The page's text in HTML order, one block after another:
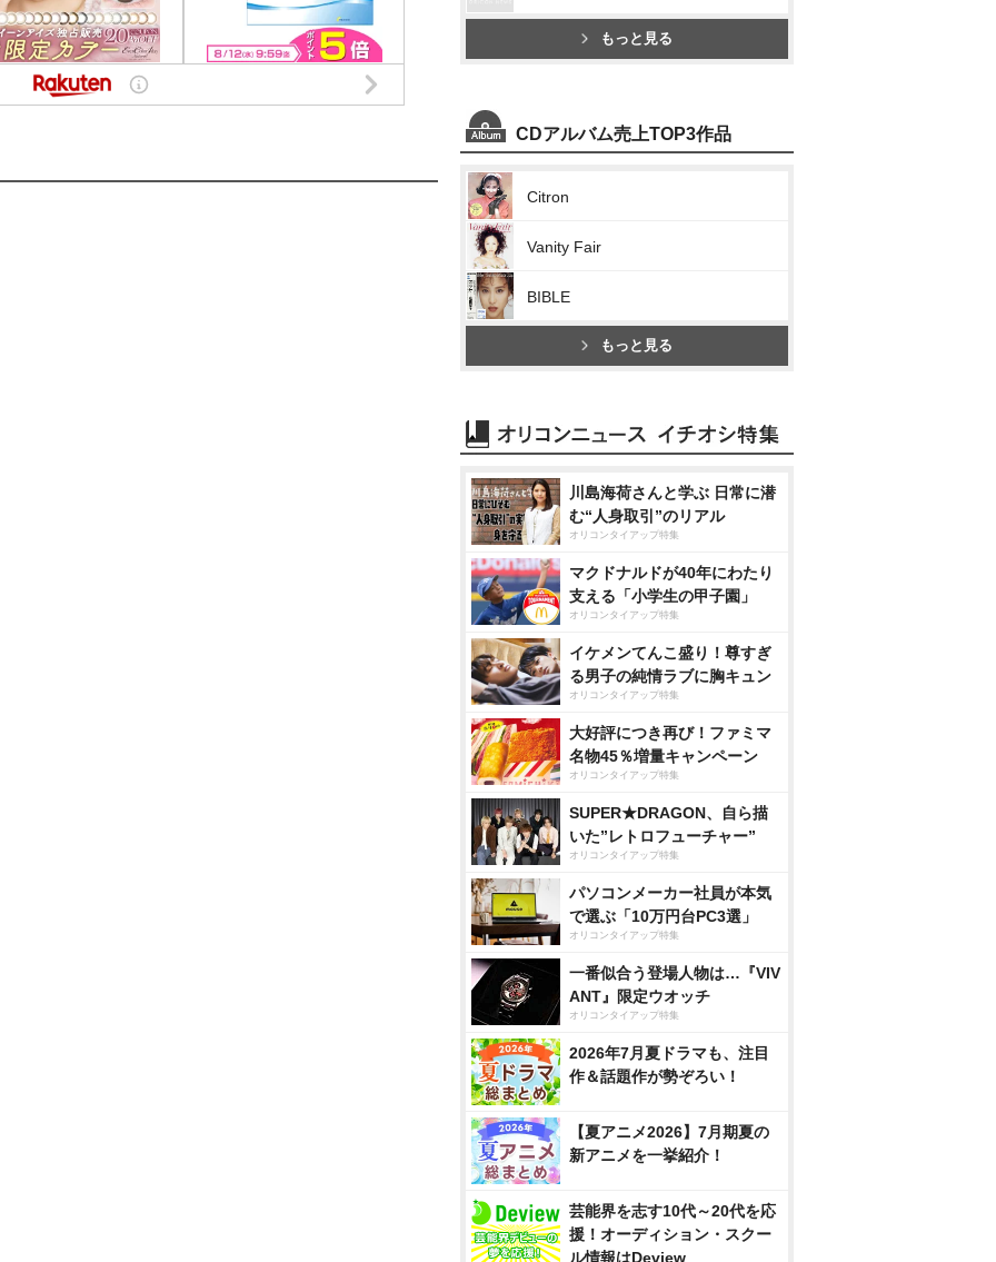
もっと見る
CDアルバム売上TOP3作品
Citron
Vanity Fair
BIBLE
もっと見る
川島海荷さんと学ぶ 日常に潜
む“人身取引”のリアル
オリコンタイアップ特集
マクドナルドが40年にわたり
支える「小学生の甲子園」
オリコンタイアップ特集
イケメンてんこ盛り！尊すぎ
る男子の純情ラブに胸キュン
オリコンタイアップ特集
大好評につき再び！ファミマ
名物45％増量キャンペーン
オリコンタイアップ特集
SUPER★DRAGON、自ら描
いた”レトロフューチャー”
オリコンタイアップ特集
パソコンメーカー社員が本気
で選ぶ「10万円台PC3選」
オリコンタイアップ特集
一番似合う登場人物は…『VIV
ANT』限定ウオッチ
オリコンタイアップ特集
2026年7月夏ドラマも、注目
作＆話題作が勢ぞろい！
【夏アニメ2026】7月期夏の
新アニメを一挙紹介！
芸能界を志す10代～20代を応
援！オーディション・スクー
ル情報はDeview